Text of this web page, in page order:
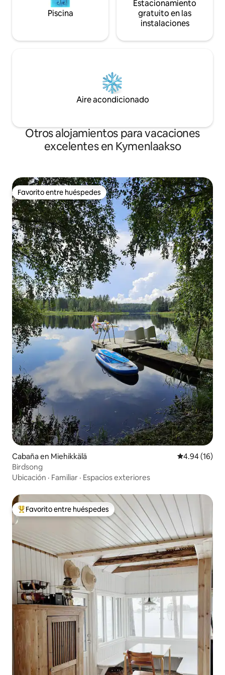
Piscina
Estacionamiento
gratuito en las
instalaciones
Aire acondicionado
Otros alojamientos para vacaciones
excelentes en Kymenlaakso
Favorito entre huéspedes
Favorito entre huéspedes
Cabaña en Miehikkälä Calificación
4.94 (16)
Birdsong
Ubicación · Familiar · Espacios exteriores
Favorito entre huéspedes preferido
Favorito entre huéspedes